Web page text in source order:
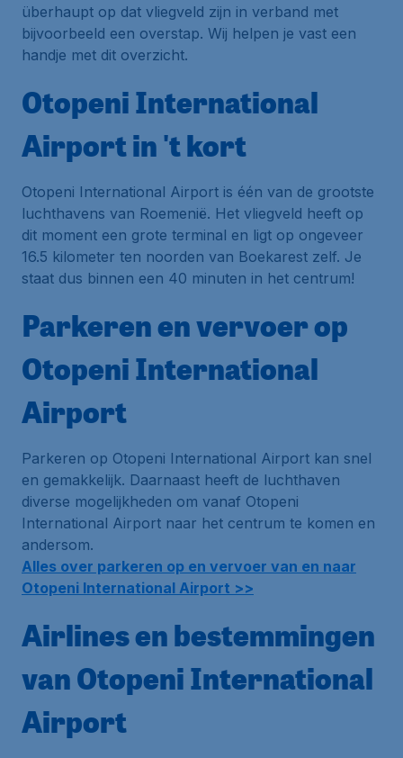
überhaupt op dat vliegveld zijn in verband met
bijvoorbeeld een overstap. Wij helpen je vast een
handje met dit overzicht.
Otopeni International
Airport in 't kort
Otopeni International Airport is één van de grootste
luchthavens van Roemenië. Het vliegveld heeft op
dit moment een grote terminal en ligt op ongeveer
16.5 kilometer ten noorden van Boekarest zelf. Je
staat dus binnen een 40 minuten in het centrum!
Parkeren en vervoer op
Otopeni International
Airport
Parkeren op Otopeni International Airport kan snel
en gemakkelijk. Daarnaast heeft de luchthaven
diverse mogelijkheden om vanaf Otopeni
International Airport naar het centrum te komen en
andersom.
Alles over parkeren op en vervoer van en naar
Otopeni International Airport >>
Airlines en bestemmingen
van Otopeni International
Airport